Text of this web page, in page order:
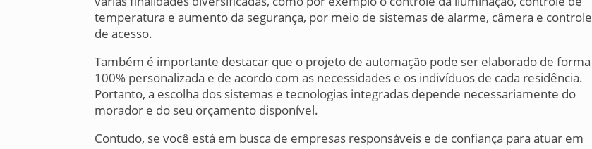
temperatura e aumento da segurança, por meio de sistemas de alarme, câmera e controle
de acesso.
Também é importante destacar que o projeto de automação pode ser elaborado de forma
100% personalizada e de acordo com as necessidades e os indivíduos de cada residência.
Portanto, a escolha dos sistemas e tecnologias integradas depende necessariamente do
morador e do seu orçamento disponível.
Contudo, se você está em busca de empresas responsáveis e de confiança para atuar em